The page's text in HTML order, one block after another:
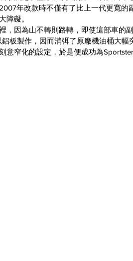
年改款時不僅有了比上一代更寬的
障礙。
，因為山不轉則路轉，即使這部車的
鋁板製作，因而消弭了原廠機油桶大
意窄化的設定，於是便成功為